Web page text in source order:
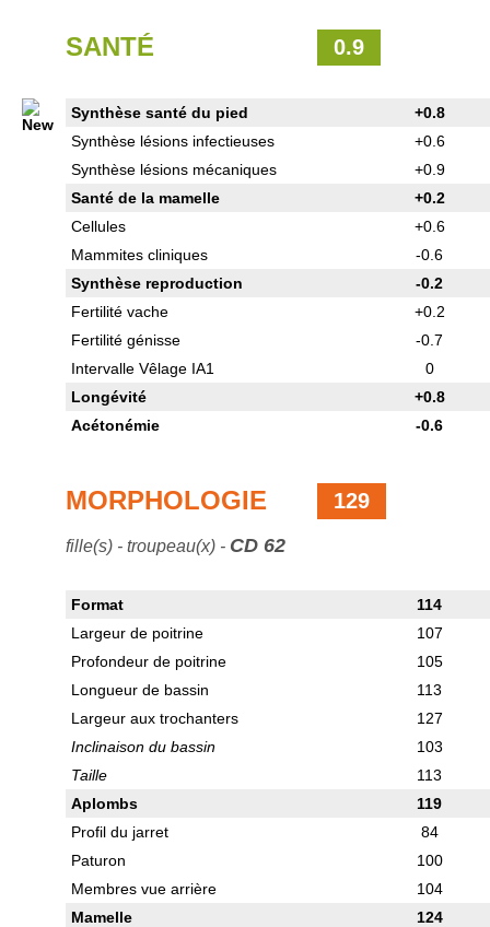
SANTÉ 0.9
Synthèse santé du pied
+0.8
Synthèse lésions infectieuses
+0.6
Synthèse lésions mécaniques
+0.9
Santé de la mamelle
+0.2
Cellules
+0.6
Mammites cliniques
-0.6
Synthèse reproduction
-0.2
Fertilité vache
+0.2
Fertilité génisse
-0.7
Intervalle Vêlage IA1
0
Longévité
+0.8
Acétonémie
-0.6
MORPHOLOGIE 129
fille(s) - troupeau(x) - CD 62
Format
114
Largeur de poitrine
107
Profondeur de poitrine
105
Longueur de bassin
113
Largeur aux trochanters
127
Inclinaison du bassin
103
Taille
113
Aplombs
119
Profil du jarret
84
Paturon
100
Membres vue arrière
104
Mamelle
124